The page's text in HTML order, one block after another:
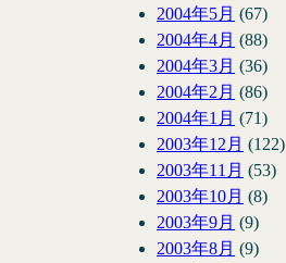
2004年5月 (67)
2004年4月 (88)
2004年3月 (36)
2004年2月 (86)
2004年1月 (71)
2003年12月 (122)
2003年11月 (53)
2003年10月 (8)
2003年9月 (9)
2003年8月 (9)